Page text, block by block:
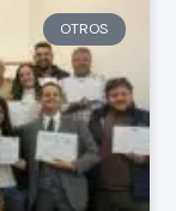
OTROS